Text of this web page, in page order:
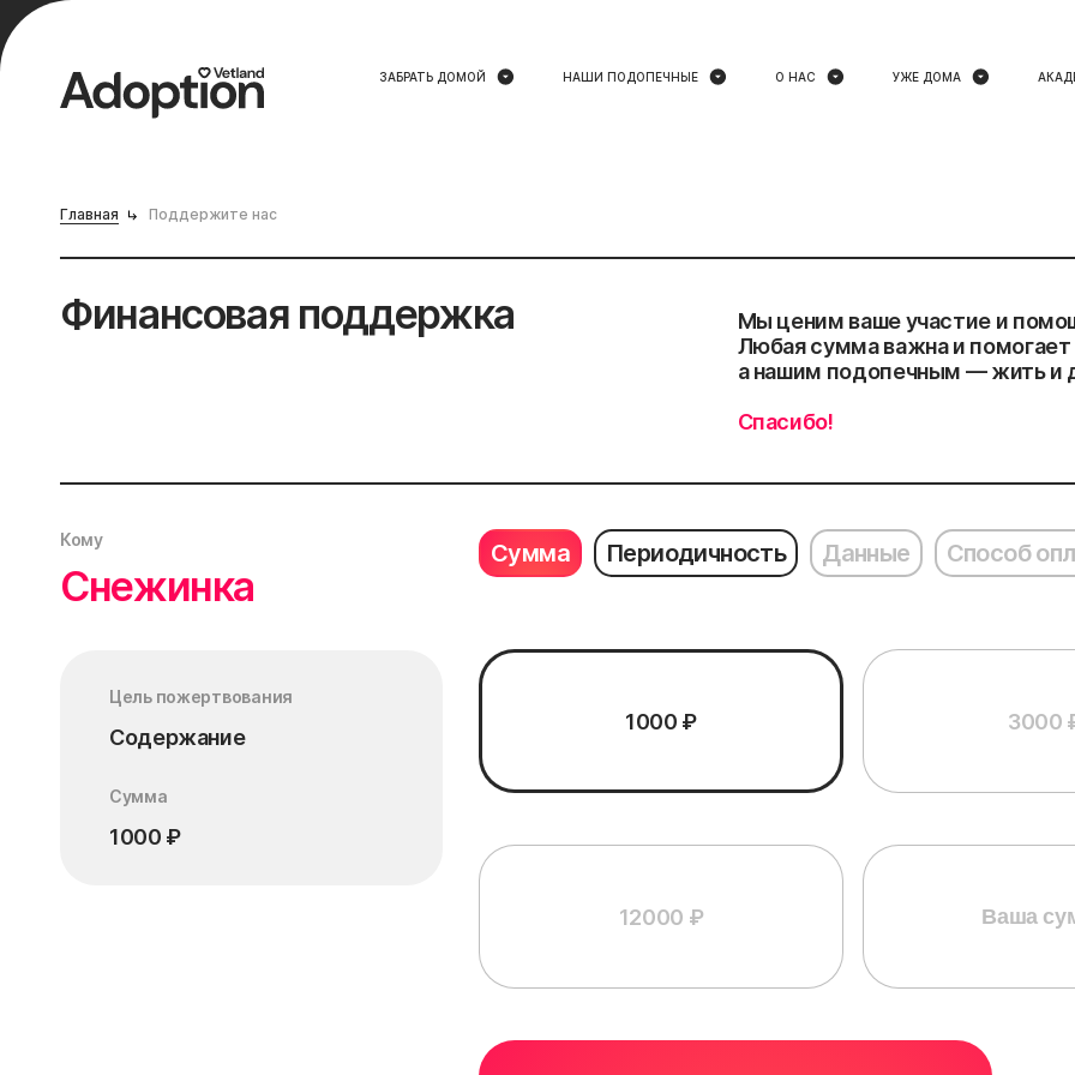
ЗАБРАТЬ ДОМОЙ НАШИ ПОДОПЕЧНЫЕ О НАС УЖЕ ДОМА
Главная
Поддержите нас
Финансовая поддержка
Мы ценим ваше участие и
Любая сумма важна и помогает
а нашим подопечным — жить и
Спасибо!
Кому
Снежинка
Цель пожертвования
Содержание
Сумма
1000 ₽
Сумма Периодичность Данные Способ
1000 ₽ 3000
12000 ₽